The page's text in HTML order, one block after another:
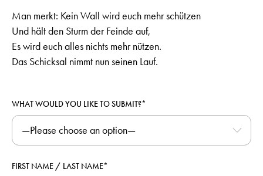
Man merkt: Kein Wall wird euch mehr schützen
Und hält den Sturm der Feinde auf,
Es wird euch alles nichts mehr nützen.
Das Schicksal nimmt nun seinen Lauf.
WHAT WOULD YOU LIKE TO SUBMIT?*
FIRST NAME / LAST NAME*